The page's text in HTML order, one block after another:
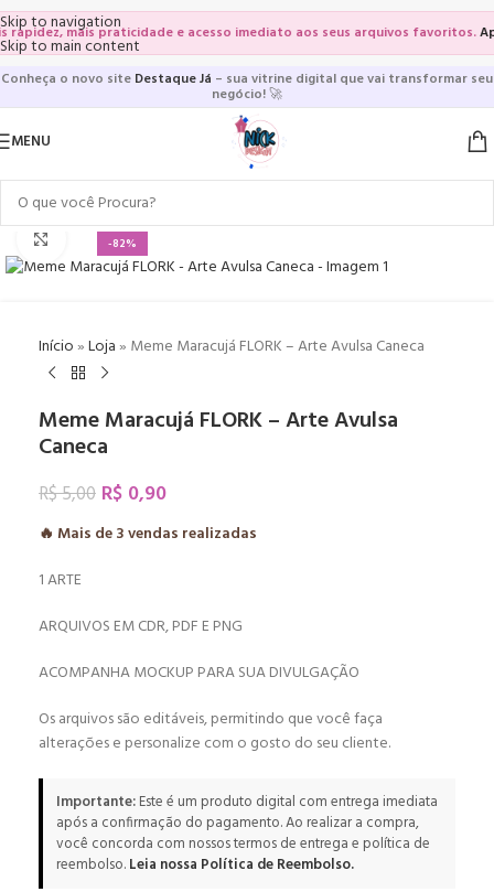
Skip to navigation
Skip to main content
mais praticidade e acesso imediato aos seus arquivos favoritos.
Conheça o novo site Destaque Já – sua vitrine digital que vai transformar seu
negócio!🚀
MENU
-82%
Click to enlarge
Início»Loja» Meme Maracujá FLORK – Arte Avulsa Caneca
Meme Maracujá FLORK – Arte Avulsa
Caneca
R$5,00 R$ 0,90
🔥 Mais de3vendas realizadas
1 ARTE
ARQUIVOS EM CDR, PDF E PNG
ACOMPANHA MOCKUP PARA SUA DIVULGAÇÃO
Os arquivos são editáveis, permitindo que você faça
alterações e personalize com o gosto do seu cliente.
Importante:Este é um produto digital com entrega imediata
após a confirmação do pagamento. Ao realizar a compra,
você concorda com nossos termos de entrega e política de
reembolso.Leia nossa Política de Reembolso.